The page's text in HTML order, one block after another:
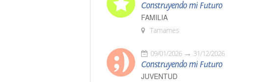
Construyendo mi Futuro
FAMILIA
Tamames
09/01/2026 31/12/2026
Construyendo mi Futuro
JUVENTUD